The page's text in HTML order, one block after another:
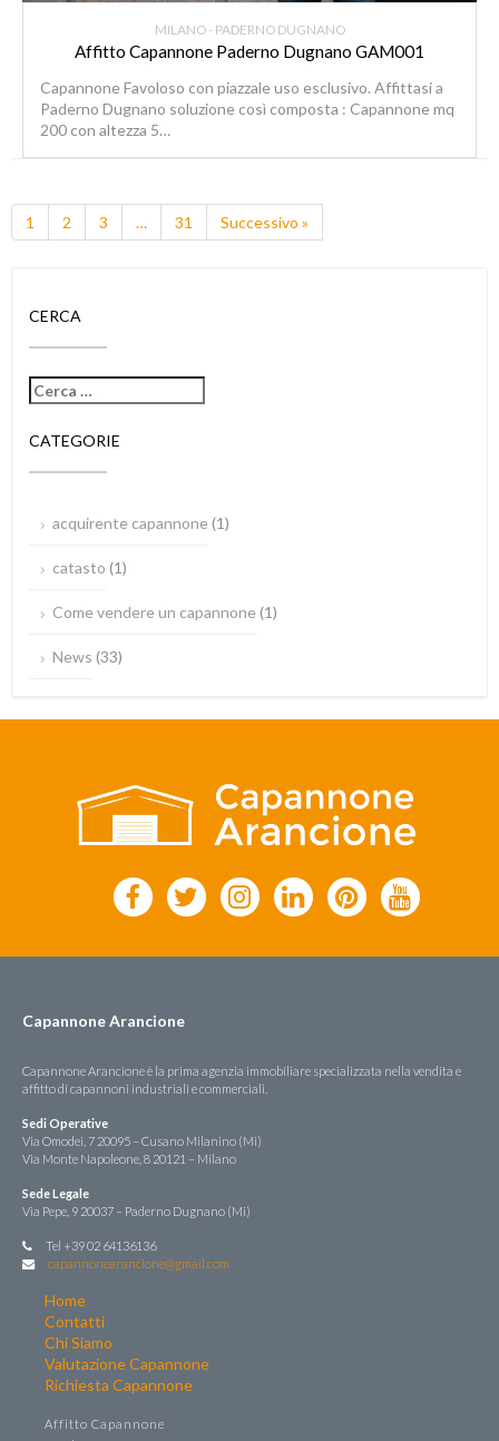
MILANO - PADERNO DUGNANO
Affitto Capannone Paderno Dugnano GAM001
Capannone Favoloso con piazzale uso esclusivo. Affittasi a
Paderno Dugnano soluzione così composta : Capannone mq
200 con altezza 5…
1 2 3 … 31 Successivo »
CERCA
CATEGORIE
acquirente capannone (1)
catasto (1)
Come vendere un capannone (1)
News (33)
Capannone Arancione
Capannone Arancione è la prima agenzia immobiliare specializzata nella vendita e
affitto di capannoni industriali e commerciali.
Sedi Operative
Via Omodei, 7 20095 – Cusano Milanino (Mi)
Via Monte Napoleone, 8 20121 – Milano
Sede Legale
Via Pepe, 9 20037 – Paderno Dugnano (Mi)
Tel +39 02 64136136
capannonearancione@gmail.com
Home
Contatti
Chi Siamo
Valutazione Capannone
Richiesta Capannone
Affitto Capannone